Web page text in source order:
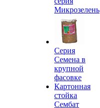
Микрозелень
Серия
Семена в
крупной
фасовке
Картонная
стойка
Сембат